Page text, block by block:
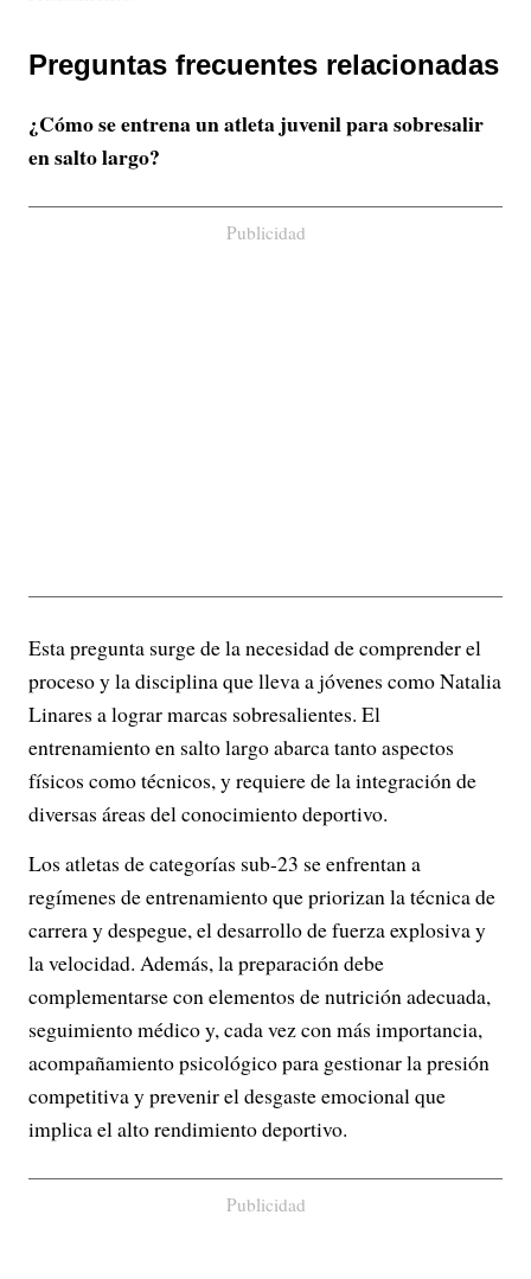
Preguntas frecuentes relacionadas
¿Cómo se entrena un atleta juvenil para sobresalir
en salto largo?
Publicidad
Esta pregunta surge de la necesidad de comprender el
proceso y la disciplina que lleva a jóvenes como Natalia
Linares a lograr marcas sobresalientes. El
entrenamiento en salto largo abarca tanto aspectos
físicos como técnicos, y requiere de la integración de
diversas áreas del conocimiento deportivo.
Los atletas de categorías sub-23 se enfrentan a
regímenes de entrenamiento que priorizan la técnica de
carrera y despegue, el desarrollo de fuerza explosiva y
la velocidad. Además, la preparación debe
complementarse con elementos de nutrición adecuada,
seguimiento médico y, cada vez con más importancia,
acompañamiento psicológico para gestionar la presión
competitiva y prevenir el desgaste emocional que
implica el alto rendimiento deportivo.
Publicidad